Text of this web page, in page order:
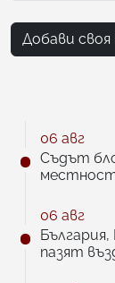
Добави
06 авг
Съдът
06 авг
пазят